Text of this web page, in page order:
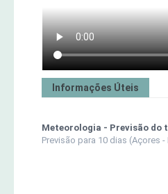
Informações Úteis
Meteorologia - Previsão do
Previsão para 10 dias (Açores